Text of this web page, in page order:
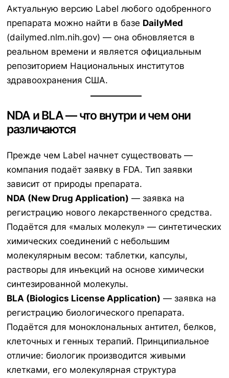
Актуальную версию Label любого одобренного
препарата можно найти в базе DailyMed
(dailymed.nlm.nih.gov) — она обновляется в
реальном времени и является официальным
репозиторием Национальных институтов
здравоохранения США.
NDA и BLA — что внутри и чем они
различаются
Прежде чем Label начнет существовать —
компания подаёт заявку в FDA. Тип заявки
зависит от природы препарата.
NDA (New Drug Application) — заявка на
регистрацию нового лекарственного средства.
Подаётся для «малых молекул» — синтетических
химических соединений с небольшим
молекулярным весом: таблетки, капсулы,
растворы для инъекций на основе химически
синтезированной молекулы.
BLA (Biologics License Application) — заявка на
регистрацию биологического препарата.
Подаётся для моноклональных антител, белков,
клеточных и генных терапий. Принципиальное
отличие: биологик производится живыми
клетками, его молекулярная структура